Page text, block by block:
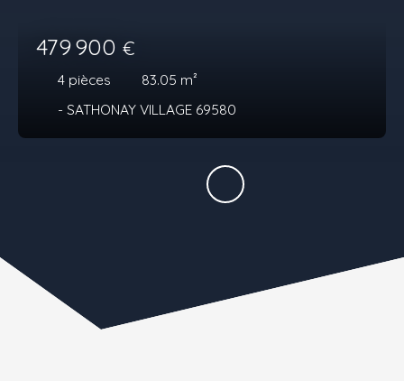
479 900 €
4 pièces 83.05 m²
- SATHONAY VILLAGE 69580